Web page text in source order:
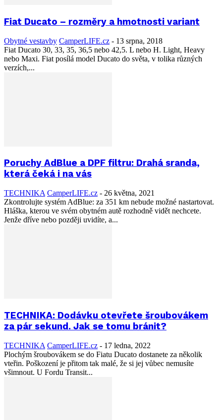
Fiat Ducato – rozměry a hmotnosti variant
Obytné vestavby CamperLIFE.cz - 13 srpna, 2018
Fiat Ducato 30, 33, 35, 36,5 nebo 42,5. L nebo H. Light, Heavy
nebo Maxi. Fiat posílá model Ducato do světa, v tolika různých
verzích,...
Poruchy AdBlue a DPF filtru: Drahá sranda,
která čeká i na vás
TECHNIKA CamperLIFE.cz - 26 května, 2021
Zkontrolujte systém AdBlue: za 351 km nebude možné nastartovat.
Hláška, kterou ve svém obytném autě rozhodně vidět nechcete.
Jenže dříve nebo později uvidíte, a...
TECHNIKA: Dodávku otevřete šroubovákem
za pár sekund. Jak se tomu bránit?
TECHNIKA CamperLIFE.cz - 17 ledna, 2022
Plochým šroubovákem se do Fiatu Ducato dostanete za několik
vteřin. Poškození je přitom tak malé, že si jej vůbec nemusíte
všimnout. U Fordu Transit...